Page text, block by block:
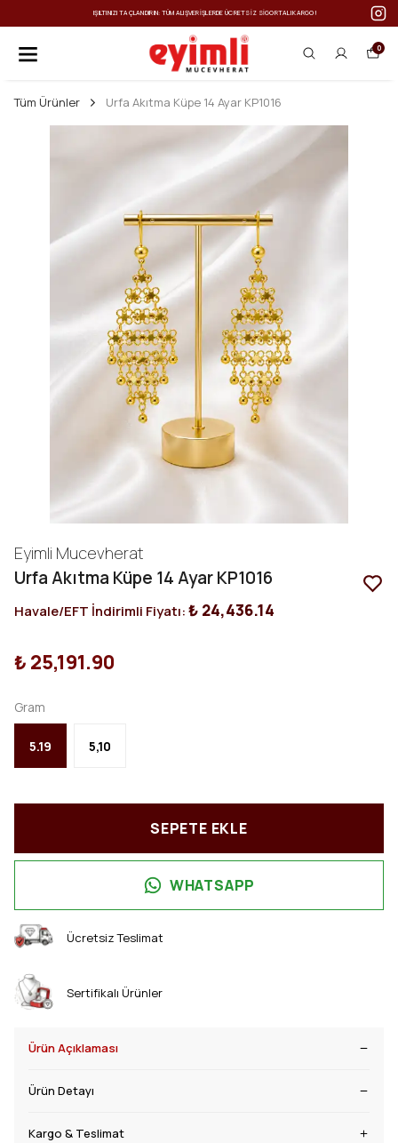
IŞILTINIZI TAÇLANDIRIN: TÜM ALIŞVERIŞLERDE ÜCRETSIZ SIGORTALI KARGO!
0
Tüm Ürünler Urfa Akıtma Küpe 14 Ayar KP1016
Eyimli Mucevherat
Urfa Akıtma Küpe 14 Ayar KP1016
Havale/EFT İndirimli Fiyatı:₺ 24,436.14
₺ 25,191.90
Gram
5.19 5,10
SEPETE EKLE
WHATSAPP
Ücretsiz Teslimat
Sertifikalı Ürünler
Ürün Açıklaması
Ürün Detayı
Kargo & Teslimat